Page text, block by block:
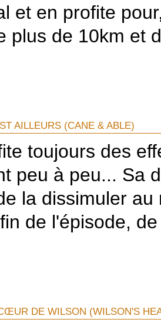
et en profite
plus de 10km et
AILLEURS (CANE & ABLE)
toujours des
peu à peu... Sa
la dissimuler
de l'épisode,
DE WILSON (WILSON'S